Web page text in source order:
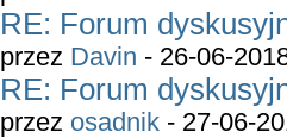
RE: Forum
przez Davin - 26-06-
RE: Forum
przez osadnik - 27-06-